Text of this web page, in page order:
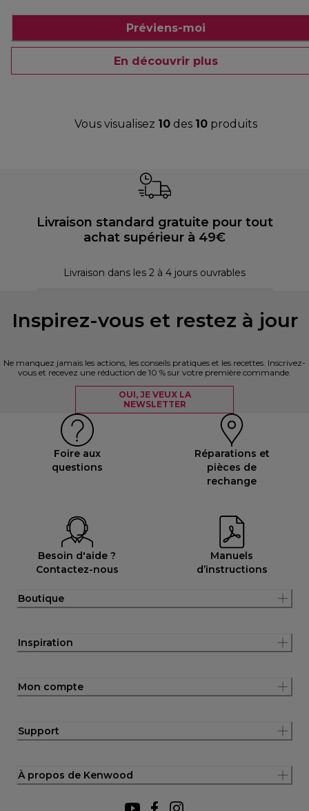
Préviens-moi
En découvrir plus
Vous visualisez 10des 10produits
Livraison standard gratuite pour tout
achat supérieur à 49€
Livraison dans les 2 à 4 jours ouvrables
Inspirez-vous et restez à jour
Ne manquez jamais les actions, les conseils pratiques et les recettes. Inscrivez-
vous et recevez une réduction de 10 % sur votre première commande.
OUI, JE VEUX LA
NEWSLETTER
Foire aux
questions
Réparations et
pièces de
rechange
Besoin d'aide ?
Contactez-nous
Manuels
d’instructions
Boutique
Inspiration
Mon compte
Support
À propos de Kenwood